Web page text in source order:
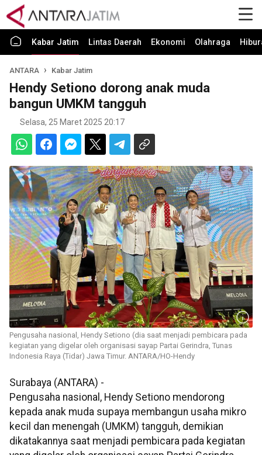
Kabar Jatim Lintas Daerah Ekonomi Olahraga
ANTARA Kabar Jatim
Hendy Setiono dorong anak muda
bangun UMKM tangguh
Selasa, 25 Maret 2025 20:17
Pengusaha nasional, Hendy Setiono (dia saat menjadi pembicara pada
kegiatan yang digelar oleh organisasi sayap Partai Gerindra, Tunas
Indonesia Raya (Tidar) Jawa Timur. ANTARA/HO-Hendy
Surabaya (ANTARA) -
Pengusaha nasional, Hendy Setiono mendorong
kepada anak muda supaya membangun usaha mikro
kecil dan menengah (UMKM) tangguh, demikian
dikatakannya saat menjadi pembicara pada kegiatan